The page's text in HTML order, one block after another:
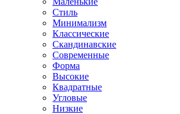
Стиль
Минимализм
Классические
Скандинавские
Современные
Форма
Высокие
Квадратные
Угловые
Низкие